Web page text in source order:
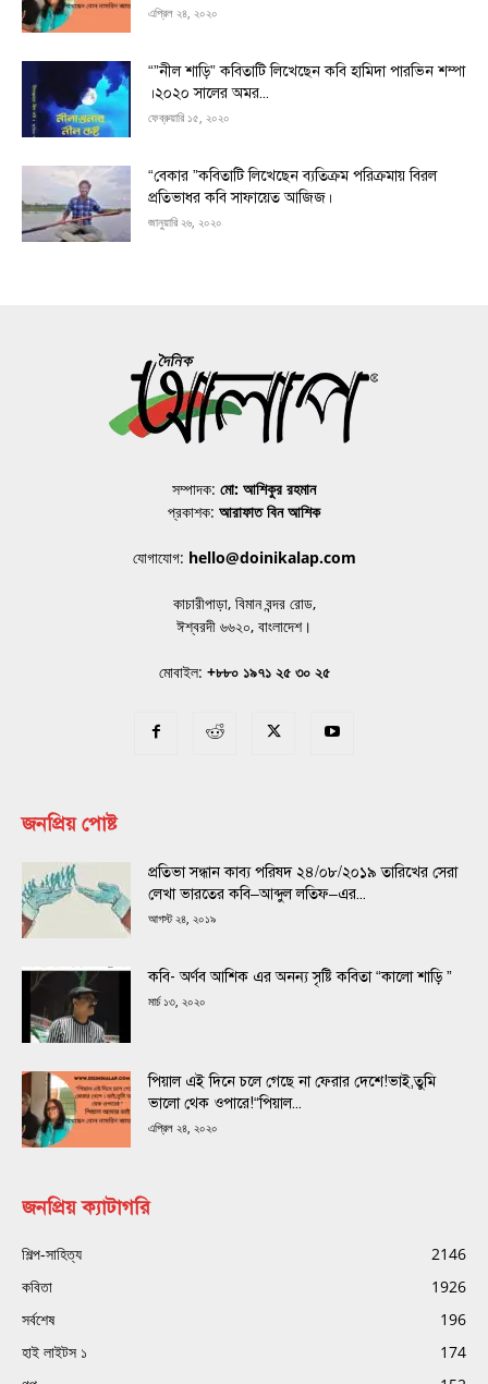
এপ্রিল ২৪, ২০২০
“”নীল শাড়ি” কবিতাটি লিখেছেন কবি হামিদা পারভিন শম্পা
।২০২০ সালের অমর...
ফেব্রুয়ারি ১৫, ২০২০
“বেকার ”কবিতাটি লিখেছেন ব্যতিক্রম পরিক্রমায় বিরল
প্রতিভাধর কবি সাফায়েত আজিজ।
জানুয়ারি ২৬, ২০২০
সম্পাদক: মো: আশিকুর রহমান
প্রকাশক: আরাফাত বিন আশিক
যোগাযোগ: hello@doinikalap.com
কাচারীপাড়া, বিমান বন্দর রোড,
ঈশ্বরদী ৬৬২০, বাংলাদেশ।
মোবাইল: +৮৮০ ১৯৭১ ২৫ ৩০ ২৫
জনপ্রিয় পোষ্ট
প্রতিভা সন্ধান কাব্য পরিষদ ২৪/০৮/২০১৯ তারিখের সেরা
লেখা ভারতের কবি–আব্দুল লতিফ–এর...
আগস্ট ২৪, ২০১৯
কবি- অর্ণব আশিক এর অনন্য সৃষ্টি কবিতা “কালো শাড়ি ”
মার্চ ১৩, ২০২০
পিয়াল এই দিনে চলে গেছে না ফেরার দেশে!ভাই,তুমি
ভালো থেক ওপারে!“পিয়াল...
এপ্রিল ২৪, ২০২০
জনপ্রিয় ক্যাটাগরি
শিল্প-সাহিত্য
2146
কবিতা
1926
সর্বশেষ
196
হাই লাইটস ১
174